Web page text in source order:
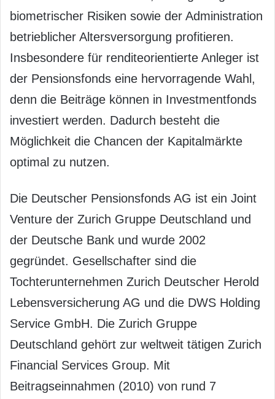
biometrischer Risiken sowie der Administration
betrieblicher Altersversorgung profitieren.
Insbesondere für renditeorientierte Anleger ist
der Pensionsfonds eine hervorragende Wahl,
denn die Beiträge können in Investmentfonds
investiert werden. Dadurch besteht die
Möglichkeit die Chancen der Kapitalmärkte
optimal zu nutzen.
Die Deutscher Pensionsfonds AG ist ein Joint
Venture der Zurich Gruppe Deutschland und
der Deutsche Bank und wurde 2002
gegründet. Gesellschafter sind die
Tochterunternehmen Zurich Deutscher Herold
Lebensversicherung AG und die DWS Holding
Service GmbH. Die Zurich Gruppe
Deutschland gehört zur weltweit tätigen Zurich
Financial Services Group. Mit
Beitragseinnahmen (2010) von rund 7